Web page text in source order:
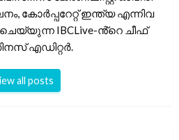
കോർപ്പറേറ്റ് ഇന്ത്യ എന്നിവ
ചെയ്യുന്ന IBCLive-ൻ്റെ ചീഫ്
എഡിറ്റർ.
all posts